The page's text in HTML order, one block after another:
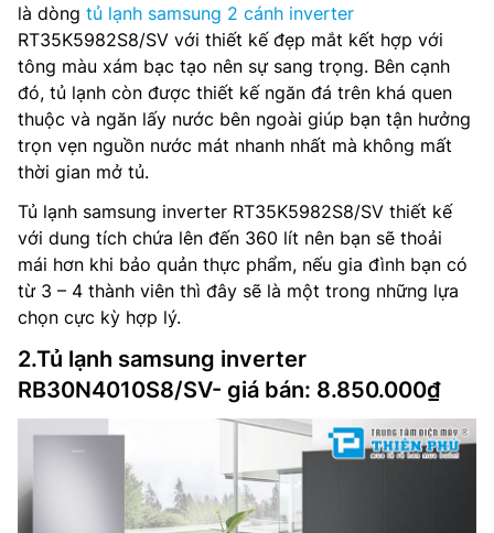
là dòng tủ lạnh samsung 2 cánh inverter
RT35K5982S8/SV với thiết kế đẹp mắt kết hợp với
tông màu xám bạc tạo nên sự sang trọng. Bên cạnh
đó, tủ lạnh còn được thiết kế ngăn đá trên khá quen
thuộc và ngăn lấy nước bên ngoài giúp bạn tận hưởng
trọn vẹn nguồn nước mát nhanh nhất mà không mất
thời gian mở tủ.
Tủ lạnh samsung inverter RT35K5982S8/SV thiết kế
với dung tích chứa lên đến 360 lít nên bạn sẽ thoải
mái hơn khi bảo quản thực phẩm, nếu gia đình bạn có
từ 3 – 4 thành viên thì đây sẽ là một trong những lựa
chọn cực kỳ hợp lý.
2.Tủ lạnh samsung inverter
RB30N4010S8/SV- giá bán: 8.850.000₫